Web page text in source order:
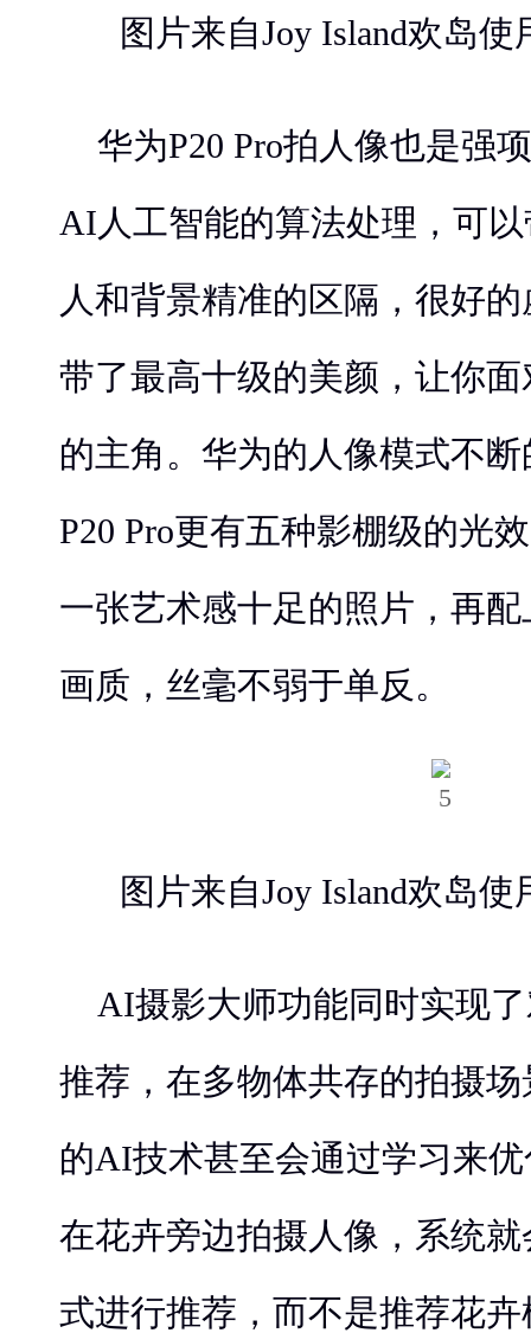
图片来自Joy Island欢岛使
华为P20 Pro拍人像也是强
AI人工智能的算法处理，可
人和背景精准的区隔，很好
带了最高十级的美颜，让你
的主角。华为的人像模式不
P20 Pro更有五种影棚级的光
一张艺术感十足的照片，再
画质，丝毫不弱于单反。
图片来自Joy Island欢岛使
AI摄影大师功能同时实现
推荐，在多物体共存的拍摄场
的AI技术甚至会通过学习来
在花卉旁边拍摄人像，系统
式进行推荐，而不是推荐花